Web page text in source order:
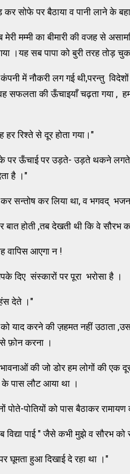
सोफे पर बैठाया व पानी लाने के
मम्मी का बीमारी की वजह से
।यह सब पापा को बुरी तरह तोड़
कंपनी में नौकरी लग गई थी,परन्तु
सफलता की ऊँचाइयाँ चढ़ता गया ,
रिश्ते से दूर होता गया।"
पर ऊँचाई पर उड़ते- उड़ते थकने लगते
है ।"
कर सन्तोष कर लिया था, व भगवद्
बात होती ,तब देखती थी कि वे
वापिस आएगा न !
दिए संस्कारों पर पूरा भरोसा है ।
देते ।"
याद करने की ज़हमत नहीं उठाता
फ़ोन करना ।
की जो डोर हम लोगों की
के पास लौट आया था ।
पोतियों को पास बैठाकर रामायण
पाई " जैसे कभी मुझे व सौरभ को
घूमता हुआ दिखाई दे रहा था ।"